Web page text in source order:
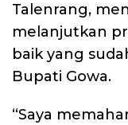
Talenrang,
melanjutkan
baik yang
Bupati Gowa.
“Saya